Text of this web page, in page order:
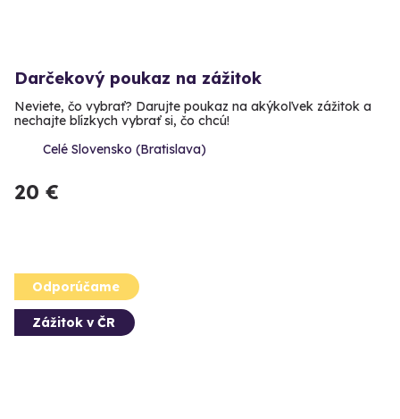
Darčekový poukaz na zážitok
Neviete, čo vybrať? Darujte poukaz na akýkoľvek zážitok a
nechajte blízkych vybrať si, čo chcú!
Celé Slovensko (Bratislava)
20 €
Odporúčame
Zážitok v ČR